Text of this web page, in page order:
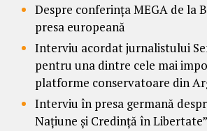
Despre conferința MEGA de la
presa europeană
Interviu acordat jurnalistului
pentru una dintre cele mai
platforme conservatoare din
Interviu în presa germană
Națiune și Credință în Libertate”